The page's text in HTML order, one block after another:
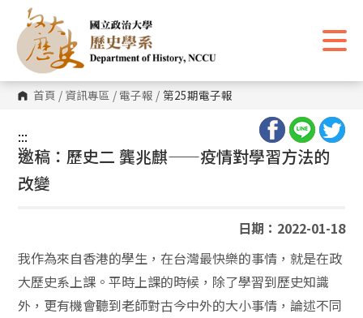
主
要
內
區
塊 首頁 / 資訊專區 / 電子報 / 第25期電子報
:::
:::
邀稿：歷史二 龔兆麒——疫情對學習方法的
改變
日期：2022-01-18
我作為來自香港的學生，在台灣最快樂的事情，就是在政
大歷史系上課。平時上課的時候，除了學習到歷史知識
外，更有機會聽到老師對古今中外的大小事情，論述不同